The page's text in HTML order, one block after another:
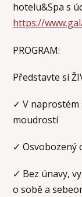
hotelu&Spa s
https://
PROGRAM:
Představte si
✓ V naprostém
moudrostí
✓ Osvobozený
✓ Bez únavy,
o sobě a